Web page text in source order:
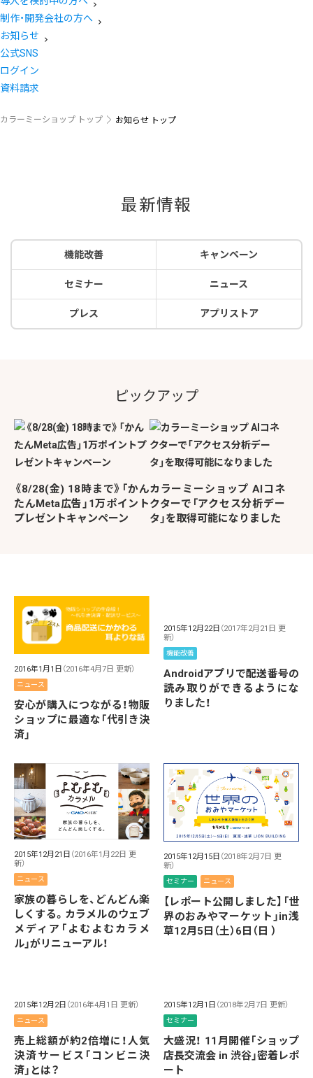
制作・開発会社の方へ
お知らせ
公式SNS
ログイン
資料請求
カラーミーショップ トップ お知らせ トップ
最新情報
機能改善 キャンペーン
セミナー ニュース
プレス アプリストア
ピックアップ
《8/28(金) 18時まで》「かん
たんMeta広告」1万ポイント
プレゼントキャンペーン
カラーミーショップ AIコネ
クターで「アクセス分析デー
タ」を取得可能になりました
2016年1月1日 （2016年4月7日 更新）
ニュース
安心が購入につながる！物販
ショップに最適な「代引き決
済」
2015年12月22日 （2017年2月21日 更
新）
機能改善
Androidアプリで配送番号の
読み取りができるようにな
りました！
2015年12月21日 （2016年1月22日 更
新）
ニュース
家族の暮らしを、どんどん楽
しくする。カラメルのウェブ
メディア「よむよむカラメ
ル」がリニューアル！
2015年12月15日 （2018年2月7日 更
新）
セミナー ニュース
【レポート公開しました】「世
界のおみやマーケット」in浅
草12月5日（土）6日（日 ）
2015年12月2日 （2016年4月1日 更新）
ニュース
売上総額が約2倍増に！人気
決済サービス「コンビニ決
済」とは？
2015年12月1日 （2018年2月7日 更新）
セミナー
大盛況！ 11月開催「ショップ
店長交流会 in 渋谷」密着レポ
ート